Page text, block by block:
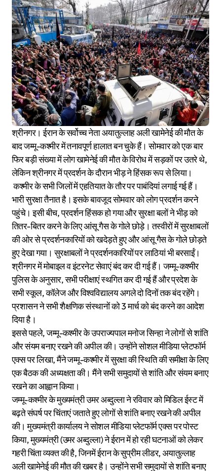
श्रीनगर। ईरान के सर्वोच्च नेता अयातुल्लाह अली खामेनेई की मौत के
बाद जम्मू-कश्मीर में तनावपूर्ण हालात बन चुके हैं। सोमवार को एक बार
फिर बड़ी संख्या में लोग खामेनेई की मौत के विरोध में सड़कों पर उतरे थे,
लेकिन श्रीनगर में प्रदर्शन के दौरान भीड़ ने हिंसक रूप से लिया।
कश्मीर के सभी जिलों में एहतियात के तौर पर पाबंदियां लगाई गई हैं।
भारी सुरक्षा तैनात है। इसके बावजूद सोमवार को लोग प्रदर्शन करने
पहुंचे। इसी बीच, प्रदर्शन हिंसक हो गया और सुरक्षा बलों ने भीड़ को
तितर-बितर करने के लिए आंसू गैस के गोले छोड़े। तस्वीरों में सुरक्षाबलों
की ओर से प्रदर्शनकारियों को खदेड़ते हुए और आंसू गैस के गोले छोड़ते
हुए देखा गया। सुरक्षाबलों ने प्रदर्शनकारियों पर लाठियां भी बरसाईं।
श्रीनगर में मोबाइल व इंटरनेट सेवाएं बंद कर दी गई हैं। जम्मू-कश्मीर
पुलिस के अनुसार, सभी परीक्षाएं स्थगित कर दी गई हैं और प्रदेश के
सभी स्कूल, कॉलेज और विश्वविद्यालय अगले दो दिनों तक बंद रहेंगे।
प्रशासन ने सभी शैक्षणिक संस्थानों को 3 मार्च को बंद करने का आदेश
दिया है।
इससे पहले, जम्मू-कश्मीर के उपराज्यपाल मनोज सिन्हा ने लोगों से शांति
और संयम बनाए रखने की अपील की। उन्होंने सोशल मीडिया प्लेटफॉर्म
एक्स पर लिखा, मैंने जम्मू-कश्मीर में सुरक्षा की स्थिति की समीक्षा के लिए
एक बैठक की अध्यक्षता की। मैंने सभी समुदायों से शांति और संयम बनाए
रखने का आह्वान किया।
जम्मू-कश्मीर के मुख्यमंत्री उमर अब्दुल्ला ने रविवार को मिडिल ईस्ट में
बढ़ते संघर्ष पर चिंताएं जताते हुए लोगों से शांति बनाए रखने की अपील
की। मुख्यमंत्री कार्यालय ने सोशल मीडिया प्लेटफॉर्म एक्स पर पोस्ट
किया, मुख्यमंत्री (उमर अब्दुल्ला) ने ईरान में हो रही घटनाओं को लेकर
गहरी चिंता व्यक्त की है, जिनमें ईरान के सुप्रीम लीडर, अयातुल्लाह
अली खामेनेई की मौत की खबर है। उन्होंने सभी समुदायों से शांति बनाए